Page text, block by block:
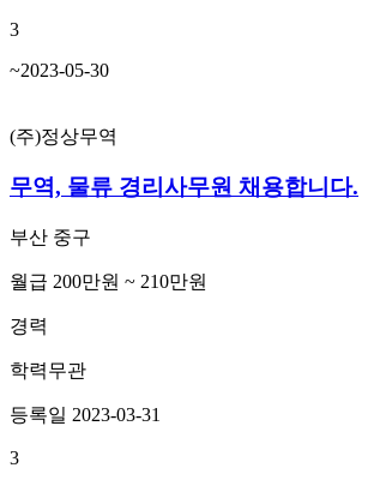
3
~2023-05-30
(주)정상무역
무역, 물류 경리사무원 채용합니다.
부산 중구
월급 200만원 ~ 210만원
경력
학력무관
등록일 2023-03-31
3